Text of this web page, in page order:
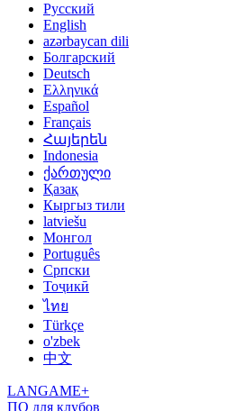
Русский
English
azərbaycan dili
Болгарский
Deutsch
Ελληνικά
Español
Français
Հայերեն
Indonesia
ქართული
Қазақ
Кыргыз тили
latviešu
Монгол
Português
Српски
Тоҷикӣ
ไทย
Türkçe
o'zbek
中文
LANGAME+
ПО для клубов